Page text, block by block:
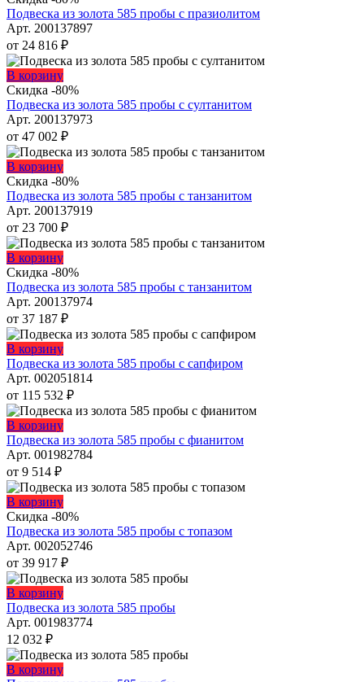
выбрать
на
имеет
несколько
вариаций.
Опции
можно
выбрать
на
странице
товара.
Подвеска из золота 585 пробы с празиолитом
Арт. 200137897
от 24 816 ₽
В корзинуЭтот
товар
имеет
несколько
вариаций.
Опции
можно
выбрать
на
странице
товара.
Скидка -80%
Подвеска из золота 585 пробы с султанитом
Арт. 200137973
от 47 002 ₽
В корзинуЭтот
товар
имеет
несколько
вариаций.
Опции
можно
выбрать
на
странице
товара.
Скидка -80%
Подвеска из золота 585 пробы с танзанитом
Арт. 200137919
от 23 700 ₽
В корзинуЭтот
товар
имеет
несколько
вариаций.
Опции
можно
выбрать
на
странице
товара.
Скидка -80%
Подвеска из золота 585 пробы с танзанитом
Арт. 200137974
от 37 187 ₽
В корзинуЭтот
товар
имеет
несколько
вариаций.
Опции
можно
выбрать
товара.
Подвеска из золота 585 пробы с сапфиром
Арт. 002051814
от 115 532 ₽
В корзинуЭтот
товар
имеет
вариаций.
Опции
можно
выбрать
на
странице
товара.
Подвеска из золота 585 пробы с фианитом
Арт. 001982784
от 9 514 ₽
В корзинуЭтот
товар
имеет
несколько
вариаций.
Опции
можно
выбрать
на
Скидка -80%
Подвеска из золота 585 пробы с топазом
Арт. 002052746
от 39 917 ₽
В корзину
Подвеска из золота 585 пробы
Арт. 001983774
12 032 ₽
В корзину